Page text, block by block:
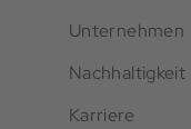
Unternehmen
Nachhaltigkeit
Karriere